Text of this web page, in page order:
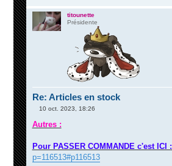
titounette
Présidente
Re: Articles en stock
e
s
a
g
e
10 oct. 2023, 18:26
Autres :
Pour PASSER COMMANDE c'est ICI :
p=116513#p116513